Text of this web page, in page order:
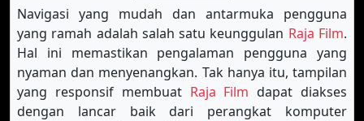
Navigasi yang mudah dan antarmuka pengguna
yang ramah adalah salah satu keunggulan Raja Film.
Hal ini memastikan pengalaman pengguna yang
nyaman dan menyenangkan. Tak hanya itu, tampilan
yang responsif membuat Raja Film dapat diakses
dengan lancar baik dari perangkat komputer